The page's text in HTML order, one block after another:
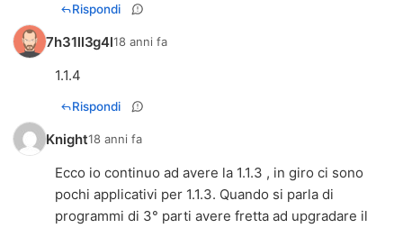
Rispondi
7h31ll3g4l18 anni fa
1.1.4
Rispondi
Knight18 anni fa
Ecco io continuo ad avere la 1.1.3 , in giro ci sono
pochi applicativi per 1.1.3. Quando si parla di
programmi di 3° parti avere fretta ad upgradare il